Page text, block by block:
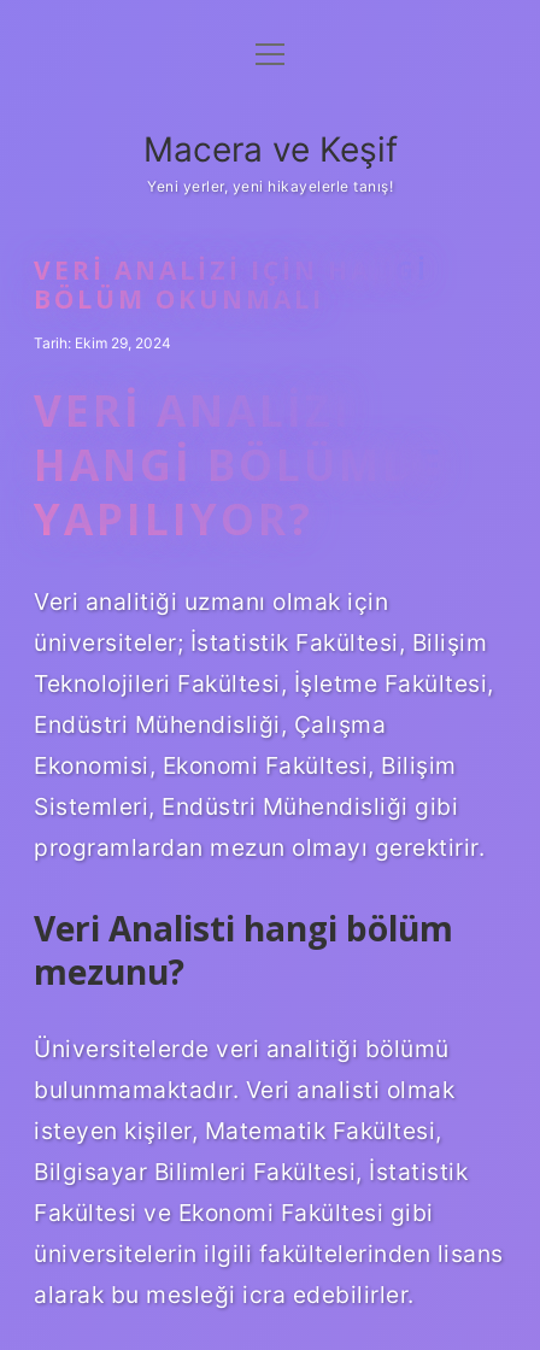
Anasayfa
Yasal Uyarı
menüyü
Macera ve Keşif
Yeni yerler, yeni hikayelerle tanış!
VERI ANALIZI IÇIN HANGI
BÖLÜM OKUNMALI
Tarih: Ekim 29, 2024
VERI ANALIZI
HANGI BÖLÜMDE
YAPILIYOR?
Veri analitiği uzmanı olmak için
üniversiteler; İstatistik Fakültesi, Bilişim
Teknolojileri Fakültesi, İşletme Fakültesi,
Endüstri Mühendisliği, Çalışma
Ekonomisi, Ekonomi Fakültesi, Bilişim
Sistemleri, Endüstri Mühendisliği gibi
programlardan mezun olmayı gerektirir.
Veri Analisti hangi bölüm
mezunu?
Üniversitelerde veri analitiği bölümü
bulunmamaktadır. Veri analisti olmak
isteyen kişiler, Matematik Fakültesi,
Bilgisayar Bilimleri Fakültesi, İstatistik
Fakültesi ve Ekonomi Fakültesi gibi
üniversitelerin ilgili fakültelerinden lisans
alarak bu mesleği icra edebilirler.